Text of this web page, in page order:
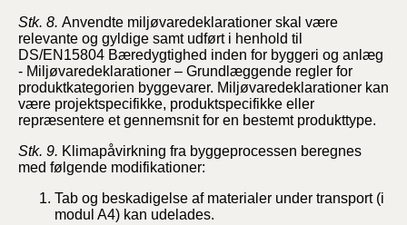
Stk. 8. Anvendte miljøvaredeklarationer skal være
relevante og gyldige samt udført i henhold til
DS/EN15804 Bæredygtighed inden for byggeri og anlæg
- Miljøvaredeklarationer – Grundlæggende regler for
produktkategorien byggevarer. Miljøvaredeklarationer kan
være projektspecifikke, produktspecifikke eller
repræsentere et gennemsnit for en bestemt produkttype.
Stk. 9. Klimapåvirkning fra byggeprocessen beregnes
med følgende modifikationer:
Tab og beskadigelse af materialer under transport (i
modul A4) kan udelades.